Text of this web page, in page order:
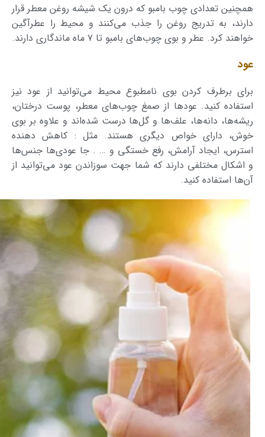
همچنین تعدادی چوب بامبو که درون یک شیشه روغن معطر قرار
دارند، به تدریج روغن را جذب می‌کنند و محیط را عطرآگین
خواهند کرد. عطر و بوی چوب‌های بامبو تا ۷ ماه ماندگاری دارند.
عود
برای برطرف کردن بوی نامطبوع محیط می‌توانید از عود نیز
استفاده کنید. عود‌ها از صمغ چوب‌های معطر، پوست درختان،
ریشه‌ها، دانه‌ها، علف‌ها و گل‌ها درست شده‌اند و علاوه بر بوی
خوش، دارای خواص دیگری هستند. مثل : کاهش دهنده
استرس، ایجاد آرامش، رفع خستگی و … . جا عودی‌ها جنس‌ها
و اشکال مختلفی دارند که شما جهت سوزاندن عود می‌توانید از
آن‌ها استفاده کنید.